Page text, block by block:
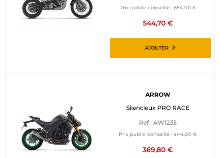
Prix public conseillé : 654,00 €
544,70 €
AJOUTER
ARROW
Silencieux PRO RACE
Ref : AW1235
Prix public conseillé : 444,00 €
369,80 €